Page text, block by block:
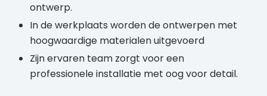
ontwerp.
In de werkplaats worden de ontwerpen met
hoogwaardige materialen uitgevoerd
Zijn ervaren team zorgt voor een
professionele installatie met oog voor detail.